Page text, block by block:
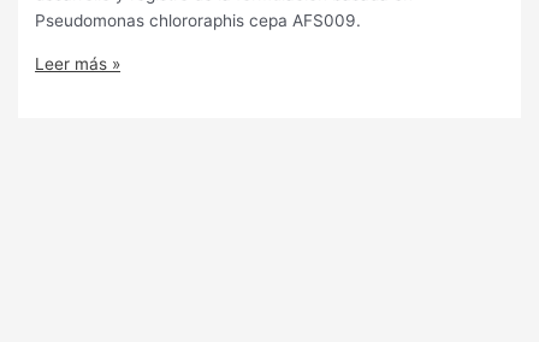
Pseudomonas chlororaphis cepa AFS009.
Leer más »